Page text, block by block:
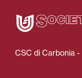
CSC di Carbonia